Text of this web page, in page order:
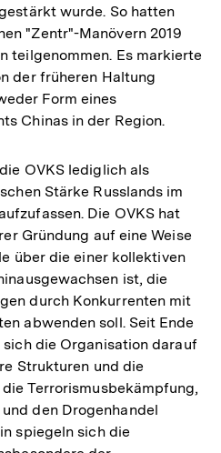
wurde. So hatten
"Zentr"-Manövern 2019
teilgenommen. Es markierte
der früheren Haltung
Form eines
Chinas in der Region.
OVKS lediglich als
Stärke Russlands im
Die OVKS hat
Gründung auf eine Weise
über die einer kollektiven
ist, die
durch Konkurrenten mit
abwenden soll. Seit Ende
die Organisation darauf
Strukturen und die
Terrorismusbekämpfung,
den Drogenhandel
spiegeln sich die